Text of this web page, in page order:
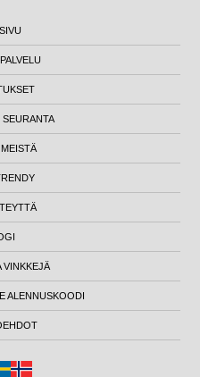
VINKKEJÄ
ALENNUSKOODI